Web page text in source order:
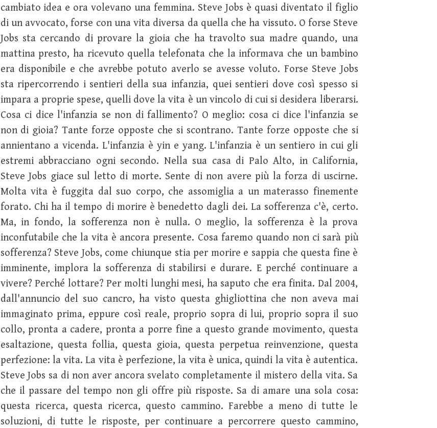
cambiato idea e ora volevano una femmina. Steve Jobs è quasi diventato il figlio
di un avvocato, forse con una vita diversa da quella che ha vissuto. O forse Steve
Jobs sta cercando di provare la gioia che ha travolto sua madre quando, una
mattina presto, ha ricevuto quella telefonata che la informava che un bambino
era disponibile e che avrebbe potuto averlo se avesse voluto. Forse Steve Jobs
sta ripercorrendo i sentieri della sua infanzia, quei sentieri dove così spesso si
impara a proprie spese, quelli dove la vita è un vincolo di cui si desidera liberarsi.
Cosa ci dice l'infanzia se non di fallimento? O meglio: cosa ci dice l'infanzia se
non di gioia? Tante forze opposte che si scontrano. Tante forze opposte che si
annientano a vicenda. L'infanzia è yin e yang. L'infanzia è un sentiero in cui gli
estremi abbracciano ogni secondo. Nella sua casa di Palo Alto, in California,
Steve Jobs giace sul letto di morte. Sente di non avere più la forza di uscirne.
Molta vita è fuggita dal suo corpo, che assomiglia a un materasso finemente
forato. Chi ha il tempo di morire è benedetto dagli dei. La sofferenza c'è, certo.
Ma, in fondo, la sofferenza non è nulla. O meglio, la sofferenza è la prova
inconfutabile che la vita è ancora presente. Cosa faremo quando non ci sarà più
sofferenza? Steve Jobs, come chiunque stia per morire e sappia che questa fine è
imminente, implora la sofferenza di stabilirsi e durare. E perché continuare a
vivere? Perché lottare? Per molti lunghi mesi, ha saputo che era finita. Dal 2004,
dall'annuncio del suo cancro, ha visto questa ghigliottina che non aveva mai
immaginato prima, eppure così reale, proprio sopra di lui, proprio sopra il suo
collo, pronta a cadere, pronta a porre fine a questo grande movimento, questa
esaltazione, questa follia, questa gioia, questa perpetua reinvenzione, questa
perfezione: la vita. La vita è perfezione, la vita è unica, quindi la vita è autentica.
Steve Jobs sa di non aver ancora svelato completamente il mistero della vita. Sa
che il passare del tempo non gli offre più risposte. Sa di amare una sola cosa:
questa ricerca, questa ricerca, questo cammino. Farebbe a meno di tutte le
soluzioni, di tutte le risposte, per continuare a percorrere questo cammino,